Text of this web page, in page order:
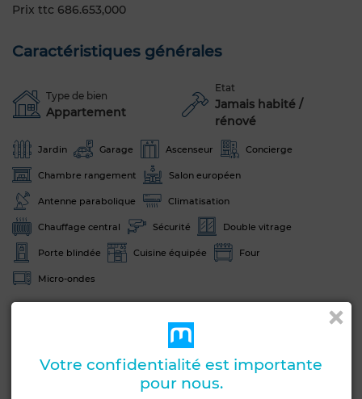
Prix ttc 686.653,000
Caractéristiques générales
Type de bien
Appartement
Etat
Jamais habité /
rénové
Jardin Garage Ascenseur Concierge
Chambre rangement Salon européen
Antenne parabolique Climatisation
Chauffage central Sécurité Double vitrage
Porte blindée Cuisine équipée Four
Micro-ondes
Votre confidentialité est importante
pour nous.